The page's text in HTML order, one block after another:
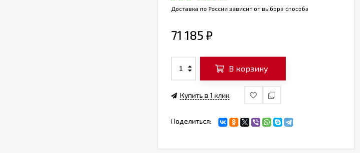
Доставка по России зависит от выбора способа
71 185 ₽
В корзину
Купить в 1 клик
Поделиться: